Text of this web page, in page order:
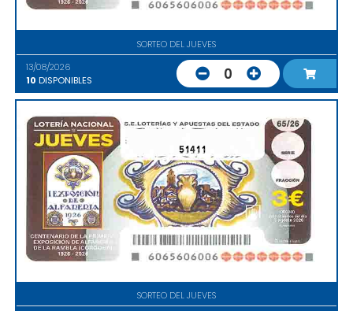
SORTEO DEL JUEVES
13/08/2026
10 DISPONIBLES 0
51411
SORTEO DEL JUEVES